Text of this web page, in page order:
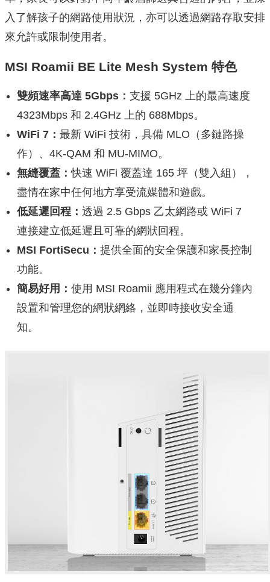
入了解孩子的網路使用狀況，亦可以透過網路存取安排
來允許或限制使用者。
MSI Roamii BE Lite Mesh System 特色
雙頻速率高達 5Gbps： 支援 5GHz 上的最高速度
4323Mbps 和 2.4GHz 上的 688Mbps。
WiFi 7： 最新 WiFi 技術，具備 MLO（多鏈路操
作）、4K-QAM 和 MU-MIMO。
無縫覆蓋：快速 WiFi 覆蓋達 165 坪（雙入組），
盡情在家中任何地方享受流媒體和遊戲。
低延遲回程： 透過 2.5 Gbps 乙太網路或 WiFi 7
連接建立低延遲且可靠的網狀回程。
MSI FortiSecu： 提供全面的安全保護和家長控制
功能。
簡易好用： 使用 MSI Roamii 應用程式在幾分鐘內
設置和管理您的網狀網絡，並即時接收安全通
知。